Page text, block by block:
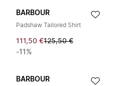
BARBOUR
Padshaw Tailored Shirt
111,50 €125,50 €
-11%
BARBOUR